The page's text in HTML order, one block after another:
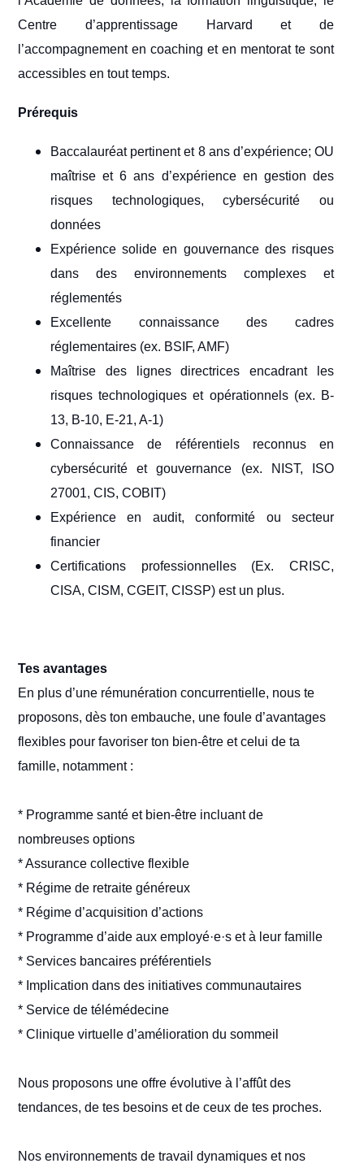
Centre d’apprentissage Harvard et de
l’accompagnement en coaching et en mentorat te sont
accessibles en tout temps.
Prérequis
Baccalauréat pertinent et 8 ans d’expérience; OU
maîtrise et 6 ans d’expérience en gestion des
risques technologiques, cybersécurité ou
données
Expérience solide en gouvernance des risques
dans des environnements complexes et
réglementés
Excellente connaissance des cadres
réglementaires (ex. BSIF, AMF)
Maîtrise des lignes directrices encadrant les
risques technologiques et opérationnels (ex. B-
13, B-10, E-21, A-1)
Connaissance de référentiels reconnus en
cybersécurité et gouvernance (ex. NIST, ISO
27001, CIS, COBIT)
Expérience en audit, conformité ou secteur
financier
Certifications professionnelles (Ex. CRISC,
CISA, CISM, CGEIT, CISSP) est un plus.
Tes avantages
En plus d’une rémunération concurrentielle, nous te
proposons, dès ton embauche, une foule d’avantages
flexibles pour favoriser ton bien-être et celui de ta
famille, notamment :
* Programme santé et bien-être incluant de
nombreuses options
* Assurance collective flexible
* Régime de retraite généreux
* Régime d’acquisition d’actions
* Programme d’aide aux employé·e·s et à leur famille
* Services bancaires préférentiels
* Implication dans des initiatives communautaires
* Service de télémédecine
* Clinique virtuelle d’amélioration du sommeil
Nous proposons une offre évolutive à l’affût des
tendances, de tes besoins et de ceux de tes proches.
Nos environnements de travail dynamiques et nos